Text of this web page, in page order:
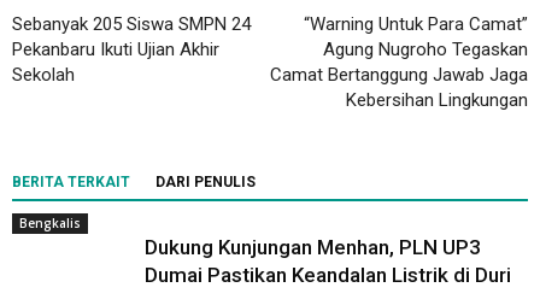
Sebanyak 205 Siswa SMPN 24
Pekanbaru Ikuti Ujian Akhir
Sekolah
“Warning Untuk Para Camat”
Agung Nugroho Tegaskan
Camat Bertanggung Jawab Jaga
Kebersihan Lingkungan
BERITA TERKAIT DARI PENULIS
Bengkalis
Dukung Kunjungan Menhan, PLN UP3
Dumai Pastikan Keandalan Listrik di Duri